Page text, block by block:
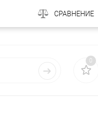
0
СРАВНЕНИЕ